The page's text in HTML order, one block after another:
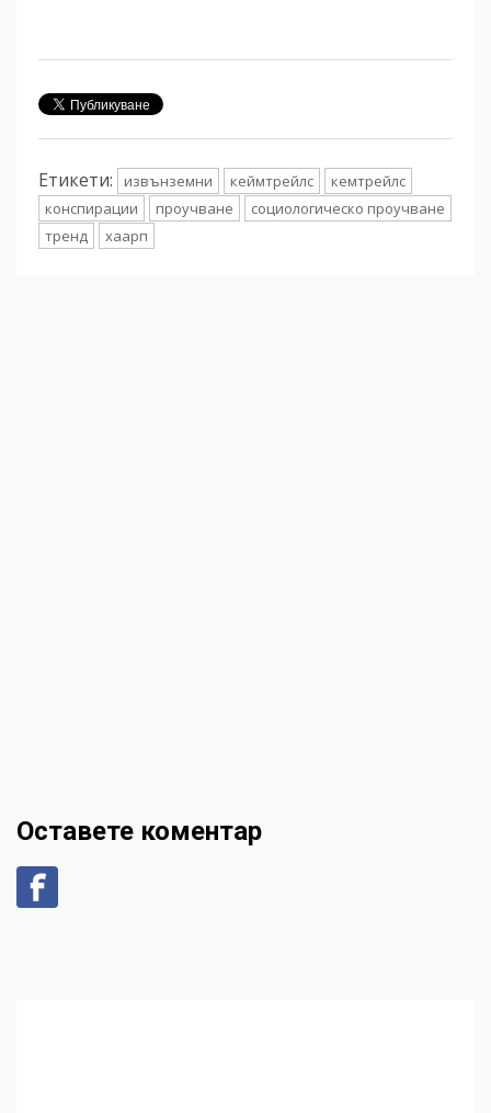
Етикети: извънземни кеймтрейлс
кемтрейлс
конспирации
проучване
социологическо проучване
тренд
хаарп
Оставете коментар